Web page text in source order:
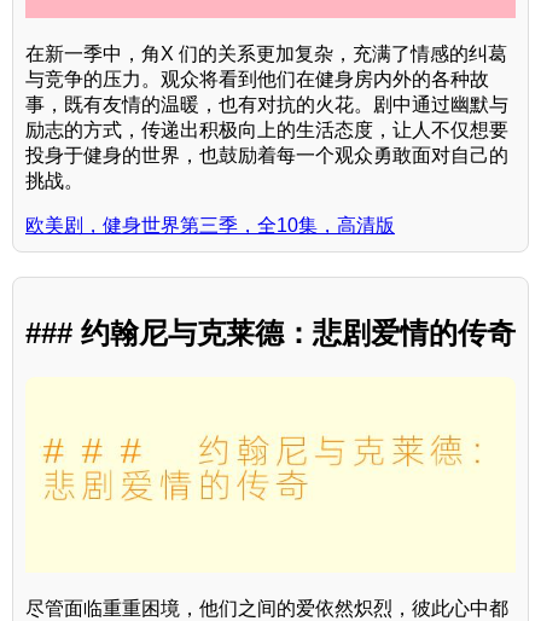
在新一季中，角X 们的关系更加复杂，充满了情感的纠葛
与竞争的压力。观众将看到他们在健身房内外的各种故
事，既有友情的温暖，也有对抗的火花。剧中通过幽默与
励志的方式，传递出积极向上的生活态度，让人不仅想要
投身于健身的世界，也鼓励着每一个观众勇敢面对自己的
挑战。
欧美剧，健身世界第三季，全10集，高清版
### 约翰尼与克莱德：悲剧爱情的传奇
尽管面临重重困境，他们之间的爱依然炽烈，彼此心中都